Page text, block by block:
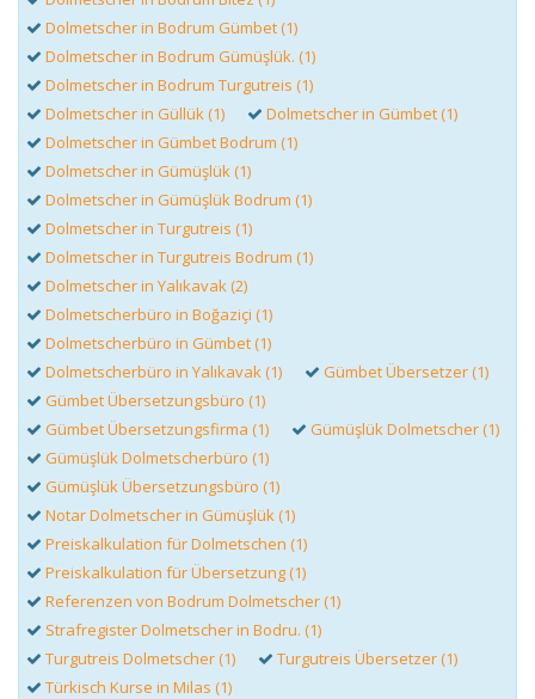
Dolmetscher in Bodrum Gümbet (1)
Dolmetscher in Bodrum Gümüşlük. (1)
Dolmetscher in Bodrum Turgutreis (1)
Dolmetscher in Güllük (1)
Dolmetscher in Gümbet (1)
Dolmetscher in Gümbet Bodrum (1)
Dolmetscher in Gümüşlük (1)
Dolmetscher in Gümüşlük Bodrum (1)
Dolmetscher in Turgutreis (1)
Dolmetscher in Turgutreis Bodrum (1)
Dolmetscher in Yalıkavak (2)
Dolmetscherbüro in Boğaziçi (1)
Dolmetscherbüro in Gümbet (1)
Dolmetscherbüro in Yalıkavak (1)
Gümbet Übersetzer (1)
Gümbet Übersetzungsbüro (1)
Gümbet Übersetzungsfirma (1)
Gümüşlük Dolmetscher (1)
Gümüşlük Dolmetscherbüro (1)
Gümüşlük Übersetzungsbüro (1)
Notar Dolmetscher in Gümüşlük (1)
Preiskalkulation für Dolmetschen (1)
Preiskalkulation für Übersetzung (1)
Referenzen von Bodrum Dolmetscher (1)
Strafregister Dolmetscher in Bodru. (1)
Turgutreis Dolmetscher (1)
Turgutreis Übersetzer (1)
Türkisch Kurse in Milas (1)